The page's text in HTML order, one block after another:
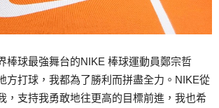
棒球最強舞台的NIKE 棒球運動員鄭宗哲
方打球，我都為了勝利而拼盡全力。NIKE從
，支持我勇敢地往更高的目標前進，我也希